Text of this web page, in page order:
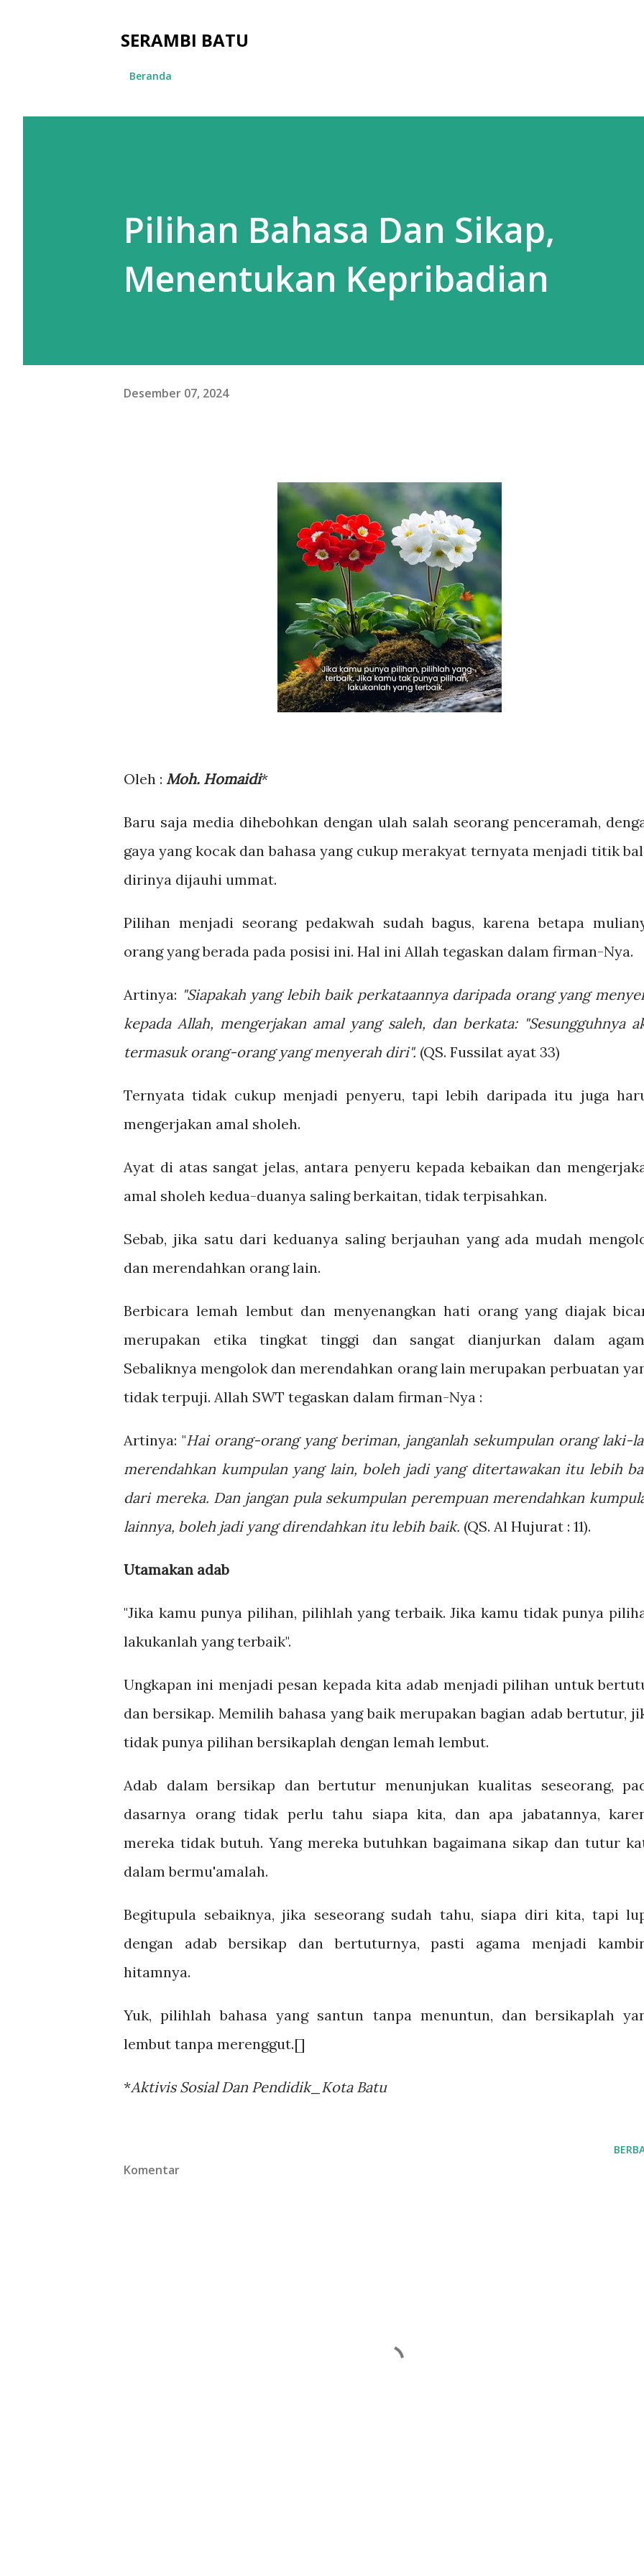
SERAMBI BATU
Beranda
Pilihan Bahasa Dan Sikap,
Menentukan Kepribadian
Desember 07, 2024
Oleh : Moh. Homaidi*
Baru saja media dihebohkan dengan ulah salah seorang penceramah,
gaya yang kocak dan bahasa yang cukup merakyat ternyata menjadi titik
dirinya dijauhi ummat.
Pilihan menjadi seorang pedakwah sudah bagus, karena betapa
orang yang berada pada posisi ini. Hal ini Allah tegaskan dalam firman-Nya.
Artinya: "Siapakah yang lebih baik perkataannya daripada orang yang
kepada Allah, mengerjakan amal yang saleh, dan berkata: "Sesungguhnya
termasuk orang-orang yang menyerah diri". (QS. Fussilat ayat 33)
Ternyata tidak cukup menjadi penyeru, tapi lebih daripada itu juga
mengerjakan amal sholeh.
Ayat di atas sangat jelas, antara penyeru kepada kebaikan dan
amal sholeh kedua-duanya saling berkaitan, tidak terpisahkan.
Sebab, jika satu dari keduanya saling berjauhan yang ada mudah
dan merendahkan orang lain.
Berbicara lemah lembut dan menyenangkan hati orang yang diajak
merupakan etika tingkat tinggi dan sangat dianjurkan dalam
Sebaliknya mengolok dan merendahkan orang lain merupakan perbuatan
tidak terpuji. Allah SWT tegaskan dalam firman-Nya :
Artinya: "Hai orang-orang yang beriman, janganlah sekumpulan orang laki-
merendahkan kumpulan yang lain, boleh jadi yang ditertawakan itu lebih
dari mereka. Dan jangan pula sekumpulan perempuan merendahkan
lainnya, boleh jadi yang direndahkan itu lebih baik. (QS. Al Hujurat : 11).
Utamakan adab
"Jika kamu punya pilihan, pilihlah yang terbaik. Jika kamu tidak punya
lakukanlah yang terbaik".
Ungkapan ini menjadi pesan kepada kita adab menjadi pilihan untuk
dan bersikap. Memilih bahasa yang baik merupakan bagian adab bertutur,
tidak punya pilihan bersikaplah dengan lemah lembut.
Adab dalam bersikap dan bertutur menunjukan kualitas seseorang,
dasarnya orang tidak perlu tahu siapa kita, dan apa jabatannya,
mereka tidak butuh. Yang mereka butuhkan bagaimana sikap dan tutur
dalam bermu'amalah.
Begitupula sebaiknya, jika seseorang sudah tahu, siapa diri kita, tapi
dengan adab bersikap dan bertuturnya, pasti agama menjadi
hitamnya.
Yuk, pilihlah bahasa yang santun tanpa menuntun, dan bersikaplah
lembut tanpa merenggut.[]
*Aktivis Sosial Dan Pendidik_Kota Batu
Komentar